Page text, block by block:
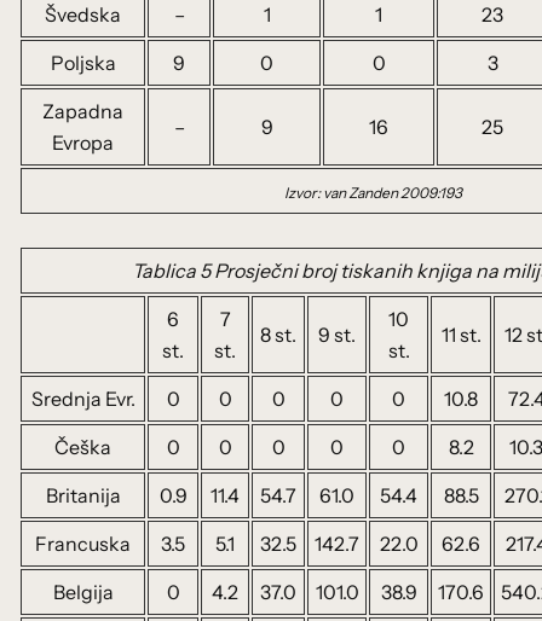
Švedska
– 1 1
23
Poljska
9 0 0
3
Zapadna
Evropa
– 9 16 25
Izvor: van Zanden 2009:193
Tablica 5 Prosječni broj tiskanih knjiga na
6
st.
7
st.
8 st. 9 st.
10
st.
11 st. 12
Srednja Evr. 0 0 0 0 0 10.8
Češka
0 0 0 0 0 8.2
10.3
Britanija
0.9 11.4 54.7 61.0 54.4 88.5
Francuska
3.5 5.1 32.5 142.7 22.0 62.6
Belgija
0 4.2 37.0 101.0 38.9 170.6